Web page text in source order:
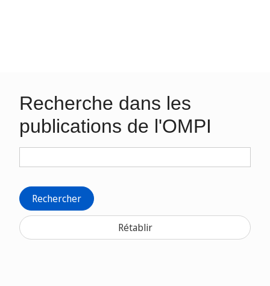
Recherche dans les
publications de l'OMPI
Rechercher
Rétablir